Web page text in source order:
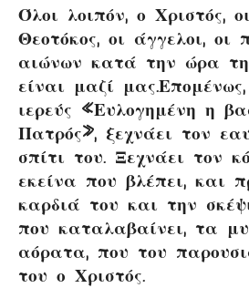
Όλοι λοιπόν, ο Χριστός,
Θεοτόκος, οι άγγελοι, οι
αιώνων κατά την ώρα
είναι μαζί
ιερεύς «Ευλογημένη η
Πατρός», ξεχνάει τον
σπίτι του. Ξεχνάει τον
εκείνα που βλέπει, και
καρδιά του και την
που καταλαβαίνει, τα
αόρατα, που του
του ο Χριστός.